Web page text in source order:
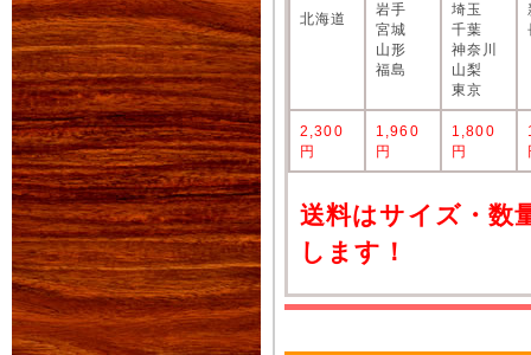
北海道
岩手
宮城
山形
福島
埼玉
千葉
神奈川
山梨
東京
2,300
円
1,960
円
1,800
円
送料はサイズ・数
します！